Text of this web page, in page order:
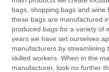
bags, shopping bags and
these bags are manufactured
produced bags for a variety of
years we have set ourselves
manufacturers by streamlining
skilled workers. When in the
manufacturer, look no further